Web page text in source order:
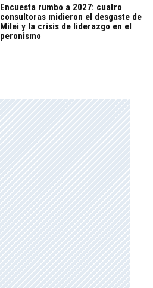
Encuesta rumbo a 2027: cuatro
consultoras midieron el desgaste de
Milei y la crisis de liderazgo en el
peronismo